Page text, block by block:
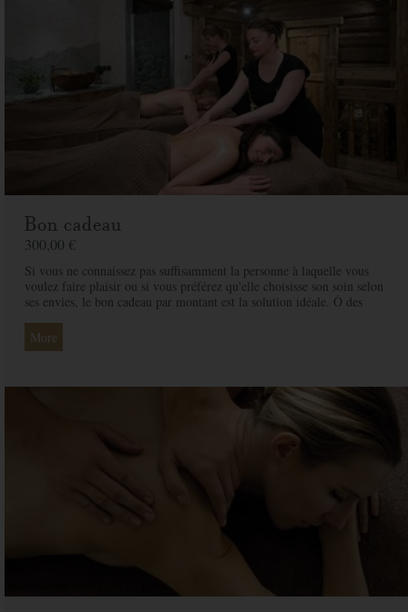
Bon cadeau
300,00 €
Si vous ne connaissez pas suffisamment la personne à laquelle vous
voulez faire plaisir ou si vous préférez qu'elle choisisse son soin selon
ses envies, le bon cadeau par montant est la solution idéale. Ô des
proche et ainsi rendre ce moment exceptionnel.
More